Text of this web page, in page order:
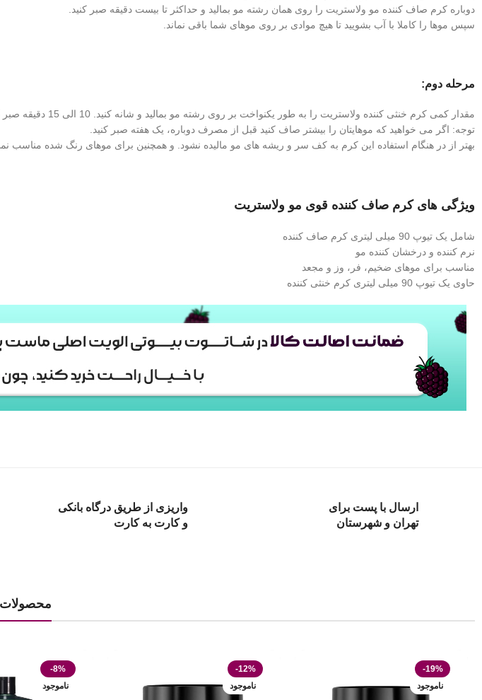
دوباره کرم صاف کننده مو ولاستریت را روی همان رشته مو بمالید و حداکثر تا بیست دقیقه صبر کنید.
سپس موها را کاملا با آب بشویید تا هیچ موادی بر روی موهای شما باقی نماند.
مرحله دوم:
مقدار کمی کرم خنثی کننده ولاستریت را به طور یکنواخت بر روی رشته مو بمالید و شانه کنید. 10 الی 15 دقیقه صبر کنید و کاملا با آب بشویید.
توجه: اگر می خواهید که موهایتان را بیشتر صاف کنید قبل از مصرف دوباره، یک هفته صبر کنید.
بهتر از در هنگام استفاده این کرم به کف سر و ریشه های مو مالیده نشود. و همچنین برای موهای رنگ شده مناسب
ویژگی های کرم صاف کننده قوی مو ولاستریت
شامل یک تیوپ 90 میلی لیتری کرم صاف کننده
نرم کننده و درخشان کننده مو
مناسب برای موهای ضخیم، فر، وز و مجعد
حاوی یک تیوپ 90 میلی لیتری کرم خنثی کننده
ارسال با پست برای
تهران و شهرستان
واریزی از طریق درگاه بانکی
و کارت به کارت
-19%
ناموجود
-12%
ناموجود
-8%
ناموجود